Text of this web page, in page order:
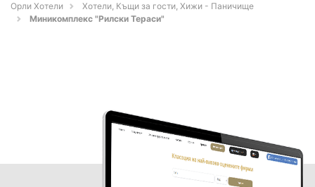
Орли Хотели
Хотели, Къщи за гости, Хижи - Паничище
Миникомплекс "Рилски Тераси"